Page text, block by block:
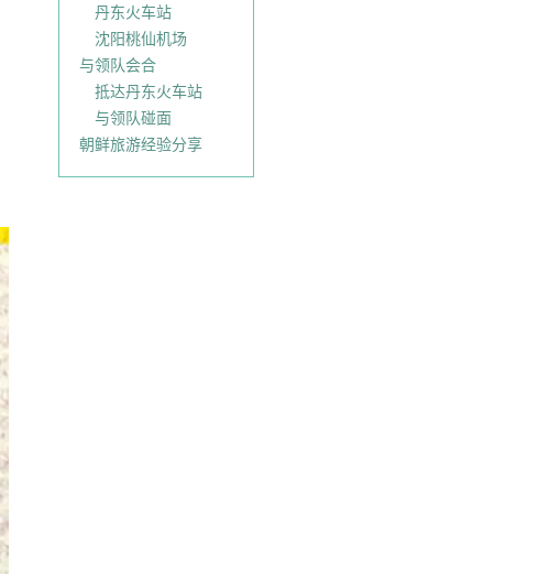
丹东火车站
沈阳桃仙机场
与领队会合
抵达丹东火车站
与领队碰面
朝鲜旅游经验分享